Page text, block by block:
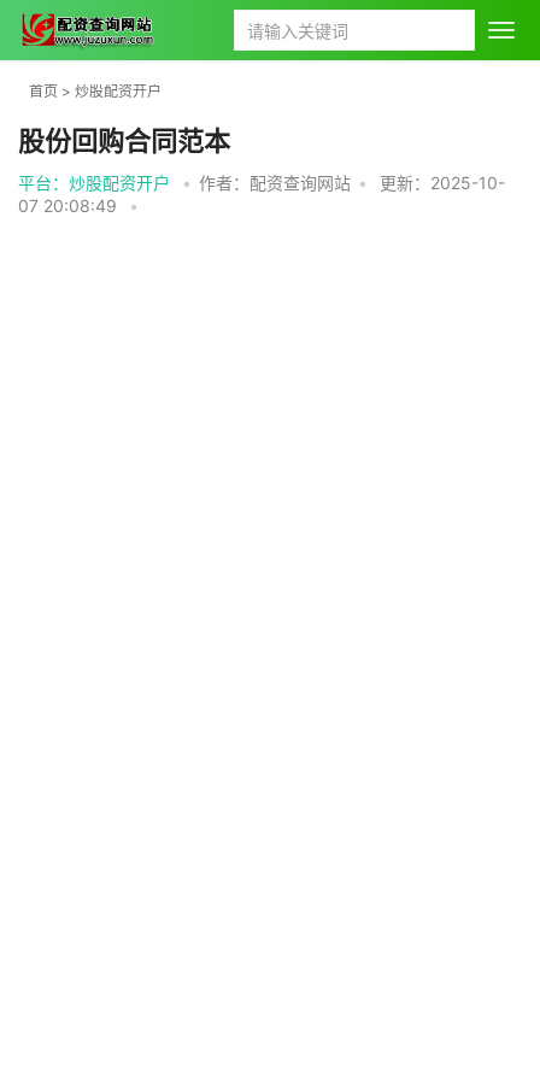
首页 > 炒股配资开户
股份回购合同范本
平台：炒股配资开户 • 作者：配资查询网站 •
更新：2025-10-
07 20:08:49
•